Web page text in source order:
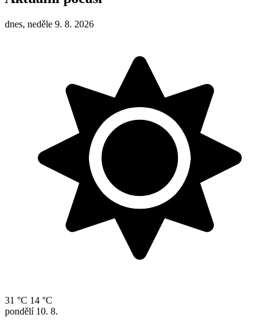
dnes, neděle 9. 8. 2026
31 °C 14 °C
pondělí 10. 8.